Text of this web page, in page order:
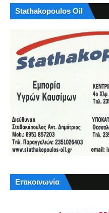
Stathakopoulos Oil
Επικοινωνία